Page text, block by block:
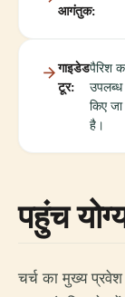
आगंतुक:
गाइडेड
टूर:
पैरिश
किए
है।
पहुंच
चर्च का मुख्य प्रवेश